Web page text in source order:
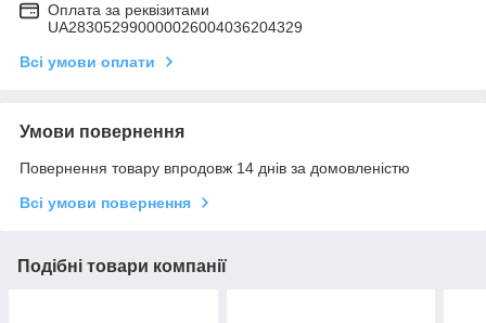
Оплата за реквізитами
UA283052990000026004036204329
Всі умови оплати
Умови повернення
Повернення товару впродовж 14 днів за домовленістю
Всі умови повернення
Подібні товари компанії